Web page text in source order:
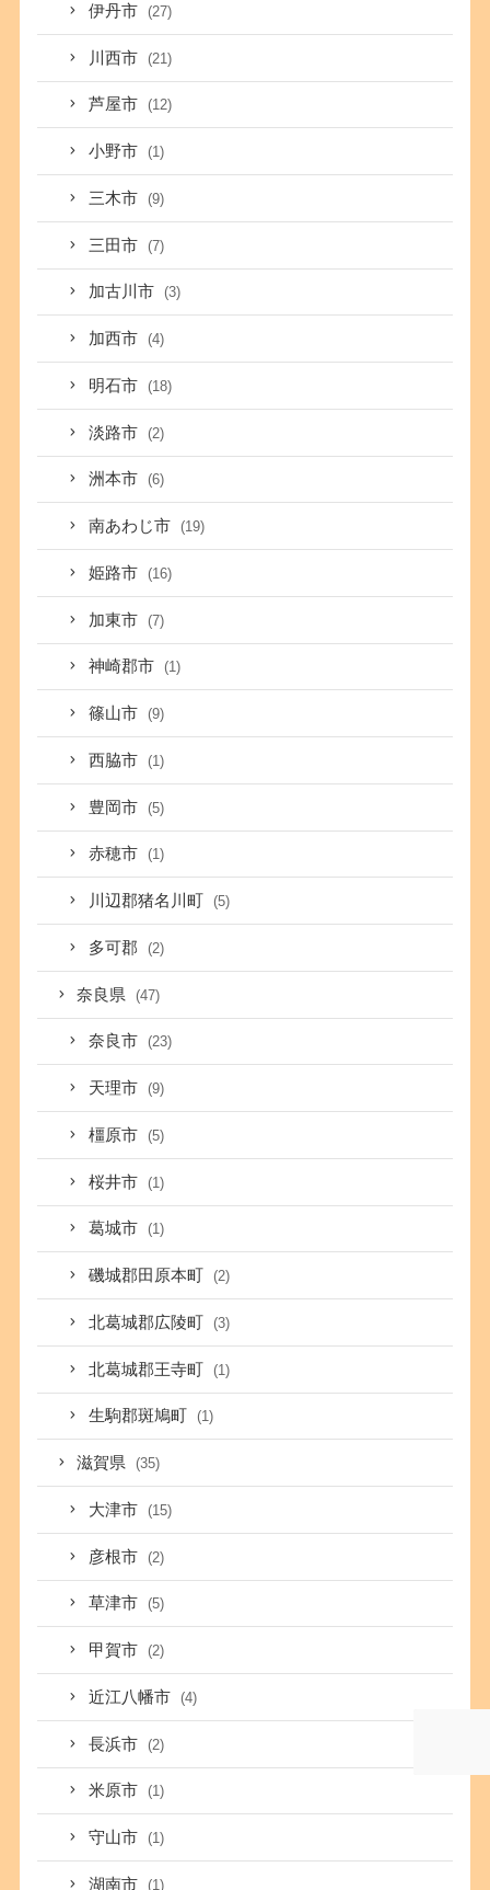
伊丹市 (27)
川西市 (21)
芦屋市 (12)
小野市 (1)
三木市 (9)
三田市 (7)
加古川市 (3)
加西市 (4)
明石市 (18)
淡路市 (2)
洲本市 (6)
南あわじ市 (19)
姫路市 (16)
加東市 (7)
神崎郡市 (1)
篠山市 (9)
西脇市 (1)
豊岡市 (5)
赤穂市 (1)
川辺郡猪名川町 (5)
多可郡 (2)
奈良県 (47)
奈良市 (23)
天理市 (9)
橿原市 (5)
桜井市 (1)
葛城市 (1)
磯城郡田原本町 (2)
北葛城郡広陵町 (3)
北葛城郡王寺町 (1)
生駒郡斑鳩町 (1)
滋賀県 (35)
大津市 (15)
彦根市 (2)
草津市 (5)
甲賀市 (2)
近江八幡市 (4)
長浜市 (2)
米原市 (1)
守山市 (1)
湖南市 (1)